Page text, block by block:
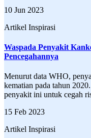
10 Jun 2023
Artikel Inspirasi
Waspada Penyakit
Pencegahannya
Menurut data WHO,
kematian pada tahun
penyakit ini untuk cegah
15 Feb 2023
Artikel Inspirasi